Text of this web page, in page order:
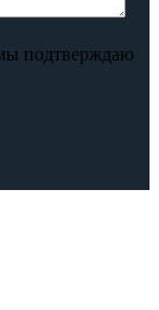
подтверждаю